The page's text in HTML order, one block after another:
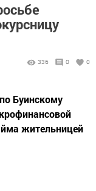
336 0 0
Буинскому
жительницей